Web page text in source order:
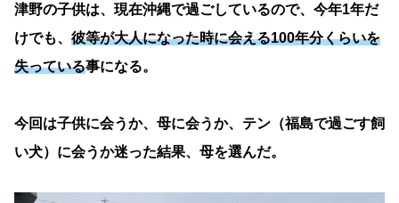
津野の子供は、現在沖縄で過ごしているので、今年1年だ
けでも、 彼等が大人になった時に会える100年分くらいを
失っている事になる。
今回は子供に会うか、母に会うか、テン（福島で過ごす飼
い犬）に会うか迷った結果、母を選んだ。